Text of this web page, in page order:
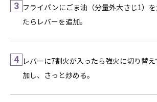
3 フライパンにごま油（分量外大さじ1）
たらレバーを追加。
4 レバーに7割火が入ったら強火に切り替
加し、さっと炒める。